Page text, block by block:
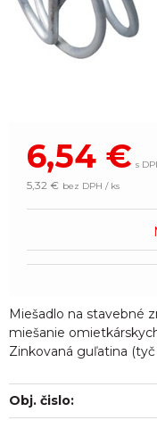
6,54 € s
5,32 € bez DPH / ks
Miešadlo na stavebné
miešanie
Zinkovaná guľatina (tyč
Obj. čislo: